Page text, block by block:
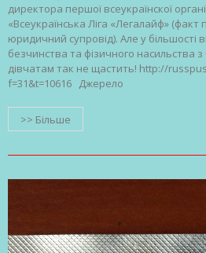
директора першої всеукраїнскої
«Всеукраїнська Ліга «Легалайф» (факт
юридичний супровід). Але у більшості
безчинства та фізичного насильства
дівчатам так не щастить! http://
f=31&t=10616 Джерело
>> Більше